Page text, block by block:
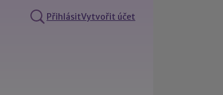
PřihlásitVytvořit účet